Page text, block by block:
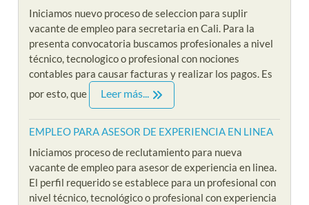
Iniciamos nuevo proceso de seleccion para suplir
vacante de empleo para secretaria en Cali. Para la
presenta convocatoria buscamos profesionales a nivel
técnico, tecnologico o profesional con nociones
contables para causar facturas y realizar los pagos. Es
por esto, que
Leer más...
EMPLEO PARA ASESOR DE EXPERIENCIA EN LINEA
Iniciamos proceso de reclutamiento para nueva
vacante de empleo para asesor de experiencia en linea.
El perfil requerido se establece para un profesional con
nivel técnico, tecnológico o profesional con experiencia